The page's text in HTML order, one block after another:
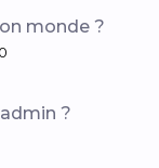
monde ?
?